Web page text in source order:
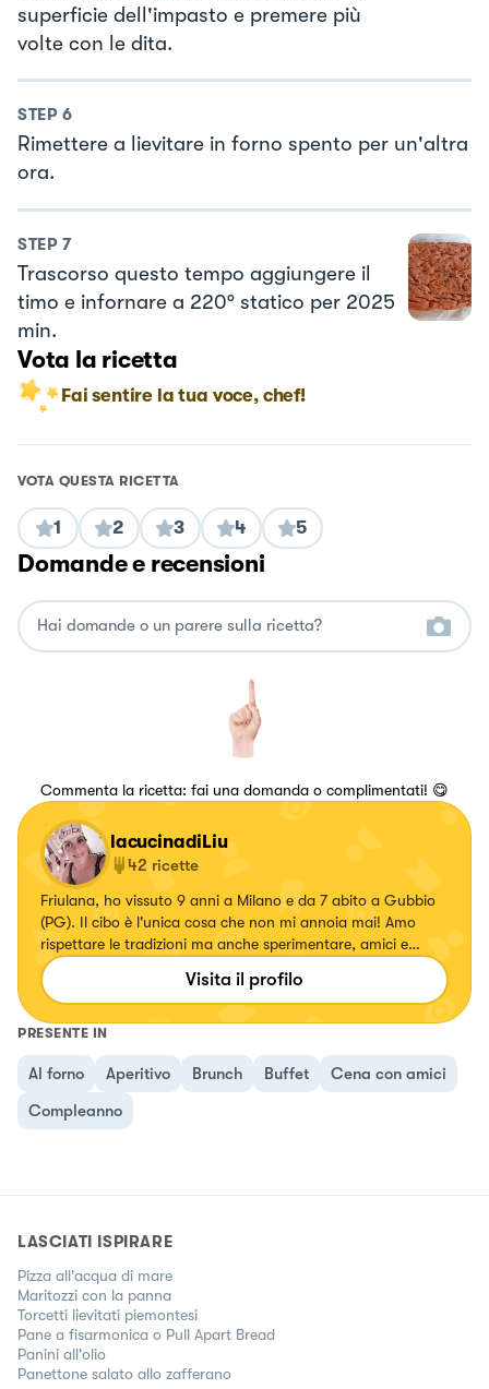
superficie dell'impasto e premere più
volte con le dita.
STEP 6
Rimettere a lievitare in forno spento per un'altra
ora.
STEP 7
Trascorso questo tempo aggiungere il
timo e infornare a 220° statico per 2025
min.
Vota la ricetta
Fai sentire la tua voce, chef!
VOTA QUESTA RICETTA
1 2 3 4 5
Domande e recensioni
Commenta la ricetta: fai una domanda o complimentati! 😋
lacucinadiLiu
42 ricette
Friulana, ho vissuto 9 anni a Milano e da 7 abito a Gubbio
(PG). Il cibo è l'unica cosa che non mi annoia mai! Amo
rispettare le tradizioni ma anche sperimentare, amici e
familiari si prestano volentieri a farmi da cavie 😉
Visita il profilo
PRESENTE IN
Al forno Aperitivo Brunch Buffet
Cena con amici
Compleanno
LASCIATI ISPIRARE
Pizza all'acqua di mare
Maritozzi con la panna
Torcetti lievitati piemontesi
Pane a fisarmonica o Pull Apart Bread
Panini all'olio
Panettone salato allo zafferano